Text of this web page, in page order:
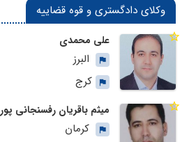
وکلای دادگستری و قوه قضاییه
علی محمدی
البرز
کرج
میثم باقریان رفسنجانی پور
کرمان